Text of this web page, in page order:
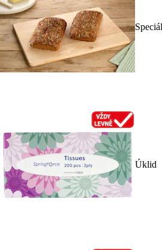
Úklid